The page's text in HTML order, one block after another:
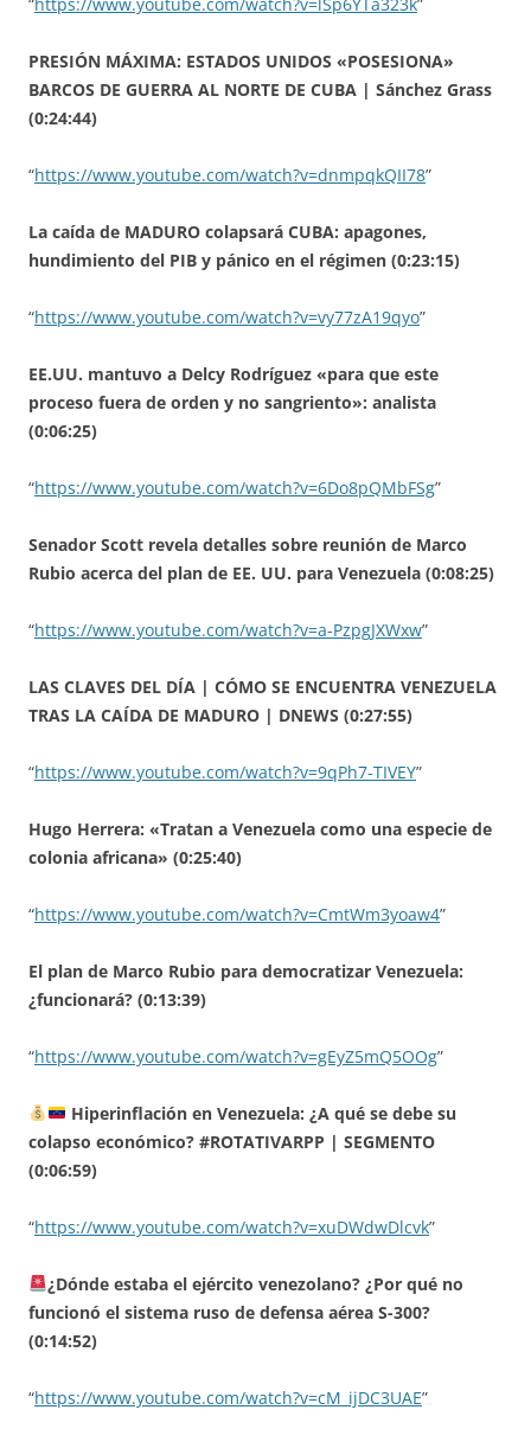
PRESIÓN MÁXIMA: ESTADOS UNIDOS «POSESIONA»
BARCOS DE GUERRA AL NORTE DE CUBA | Sánchez Grass
(0:24:44)
“https://www.youtube.com/watch?v=dnmpqkQII78”
La caída de MADURO colapsará CUBA: apagones,
hundimiento del PIB y pánico en el régimen (0:23:15)
“https://www.youtube.com/watch?v=vy77zA19qyo”
EE.UU. mantuvo a Delcy Rodríguez «para que este
proceso fuera de orden y no sangriento»: analista
(0:06:25)
“https://www.youtube.com/watch?v=6Do8pQMbFSg”
Senador Scott revela detalles sobre reunión de Marco
Rubio acerca del plan de EE. UU. para Venezuela (0:08:25)
“https://www.youtube.com/watch?v=a-PzpgJXWxw”
LAS CLAVES DEL DÍA | CÓMO SE ENCUENTRA VENEZUELA
TRAS LA CAÍDA DE MADURO | DNEWS (0:27:55)
“https://www.youtube.com/watch?v=9qPh7-TIVEY”
Hugo Herrera: «Tratan a Venezuela como una especie de
colonia africana» (0:25:40)
“https://www.youtube.com/watch?v=CmtWm3yoaw4”
El plan de Marco Rubio para democratizar Venezuela:
¿funcionará? (0:13:39)
“https://www.youtube.com/watch?v=gEyZ5mQ5OOg”
Hiperinflación en Venezuela: ¿A qué se debe su
colapso económico? #ROTATIVARPP | SEGMENTO
(0:06:59)
“https://www.youtube.com/watch?v=xuDWdwDlcvk”
¿Dónde estaba el ejército venezolano? ¿Por qué no
funcionó el sistema ruso de defensa aérea S-300?
(0:14:52)
“https://www.youtube.com/watch?v=cM_ijDC3UAE”